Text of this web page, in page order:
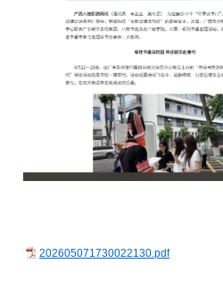
202605071730022130.pdf